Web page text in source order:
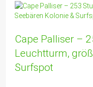
Cape Palliser –
Leuchtturm,
Surfspot